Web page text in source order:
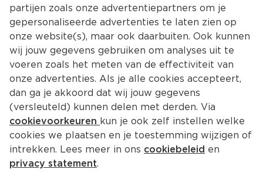
partijen zoals onze advertentiepartners om je
gepersonaliseerde advertenties te laten zien op
onze website(s), maar ook daarbuiten. Ook kunnen
wij jouw gegevens gebruiken om analyses uit te
voeren zoals het meten van de effectiviteit van
onze advertenties. Als je alle cookies accepteert,
dan ga je akkoord dat wij jouw gegevens
(versleuteld) kunnen delen met derden. Via
cookievoorkeuren kun je ook zelf instellen welke
cookies we plaatsen en je toestemming wijzigen of
intrekken. Lees meer in ons cookiebeleid en
privacy statement.